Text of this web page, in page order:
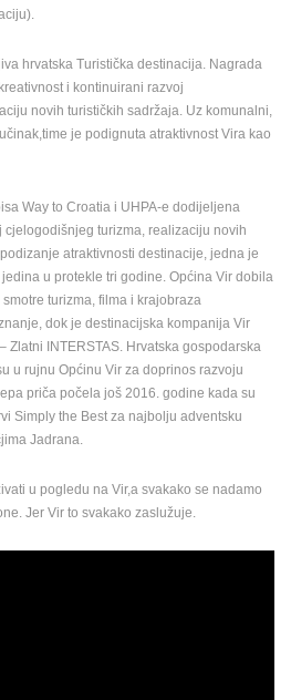
hrvatska Turistička destinacija. Nagrada
i kontinuirani razvoj
novih turističkih sadržaja. Uz komunalni,
je podignuta atraktivnost Vira kao
Way to Croatia i UHPA-e dodijeljena
turizma, realizaciju novih
atraktivnosti destinacije, jedna je
u protekle tri godine. Općina Vir dobila
turizma, filma i krajobraza
dok je destinacijska kompanija Vir
Zlatni INTERSTAS. Hrvatska gospodarska
u rujnu Općinu Vir za doprinos razvoju
priča počela još 2016. godine kada su
Simply the Best za najbolju adventsku
Jadrana.
u pogledu na Vir,a svakako se nadamo
Jer Vir to svakako zaslužuje.